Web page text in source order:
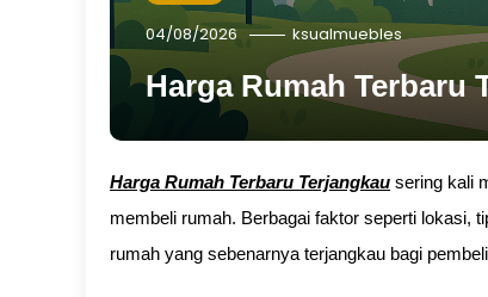
04/08/2026 ksualmuebles
Harga Rumah Terbaru
Harga Rumah Terbaru Terjangkau sering kali
membeli rumah. Berbagai faktor seperti lokasi,
rumah yang sebenarnya terjangkau bagi